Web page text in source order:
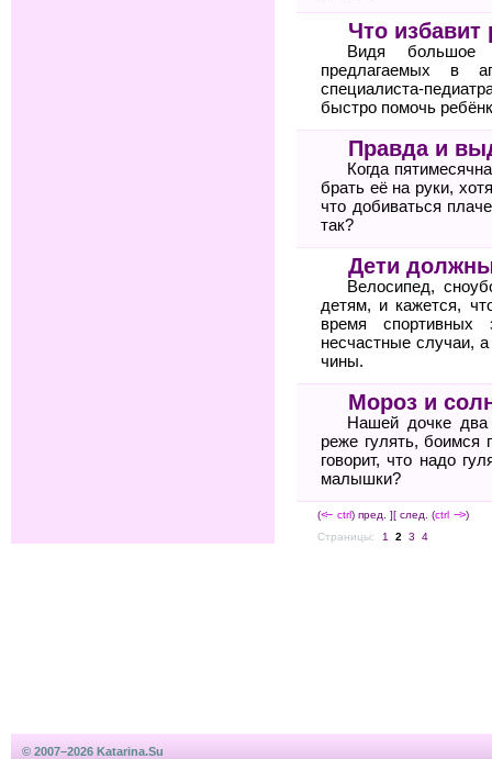
Что избавит
Видя большое
предлагаемых в
специалиста-
быстро помочь
Правда и
Когда
брать её на руки,
что добиваться
так?
Дети
Велосипед,
детям, и кажется,
время
несчастные случаи,
чины.
Мороз и
Нашей дочке
реже гу­лять, боимся
говорит, что надо
малышки?
(<-- ctrl) пред. ][ след. (ctrl --> )
Страницы:
1 2 3 4
© 2007–2026 Katarina.Su